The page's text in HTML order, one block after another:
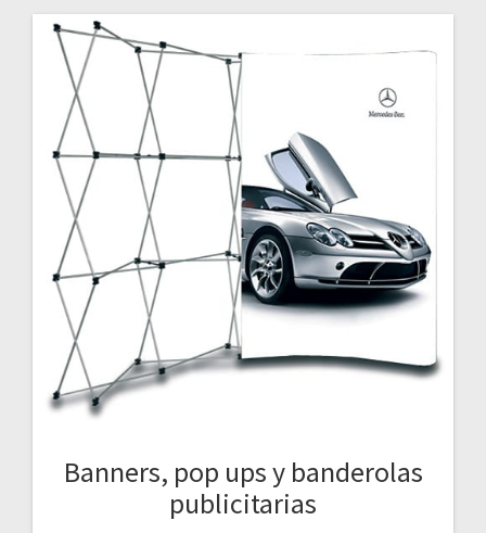
Banners, pop ups y banderolas
publicitarias